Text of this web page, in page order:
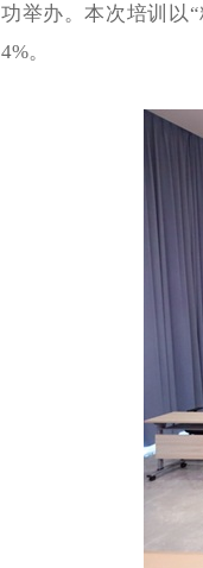
功举办。本次培训以
4%。